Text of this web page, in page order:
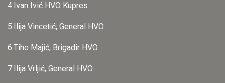
4.Ivan Ivić HVO Kupres
5.Ilija Vincetić, General HVO
6.Tiho Majić, Brigadir HVO
7.Ilija Vrljić, General HVO